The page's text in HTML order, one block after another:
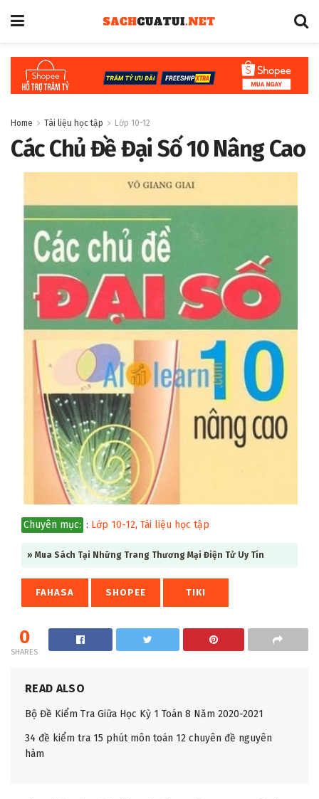
Home Tài liệu học tập Lớp 10-12
Các Chủ Đề Đại Số 10 Nâng Cao
Chuyên mục: : Lớp 10-12, Tài liệu học tập
» Mua Sách Tại Những Trang Thương Mại Điện Tử Uy Tín
FAHASA SHOPEE TIKI
0
SHARES
READ ALSO
Bộ Đề Kiểm Tra Giữa Học Kỳ 1 Toán 8 Năm 2020-2021
34 đề kiểm tra 15 phút môn toán 12 chuyên đề nguyên
hàm